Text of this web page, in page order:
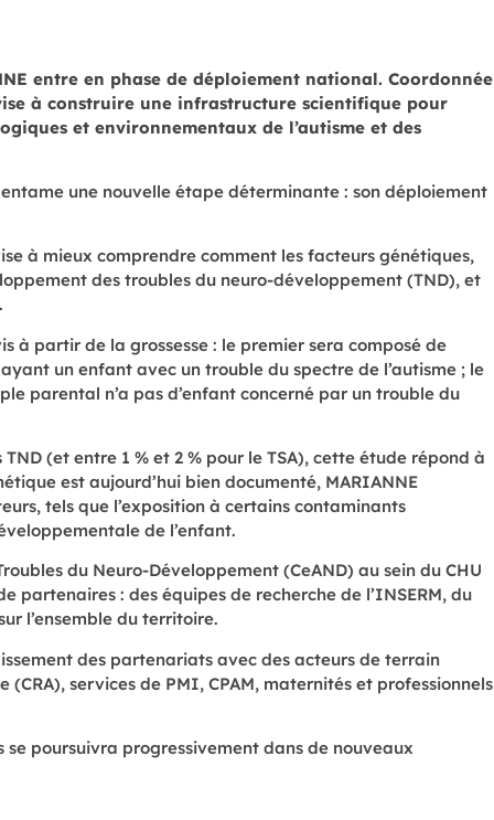
entre en phase de déploiement national. Coordonnée
à construire une infrastructure scientifique pour
et environnementaux de l’autisme et des
une nouvelle étape déterminante : son déploiement
à mieux comprendre comment les facteurs génétiques,
des troubles du neuro-développement (TND), et
à partir de la grossesse : le premier sera composé de
un enfant avec un trouble du spectre de l’autisme ; le
parental n’a pas d’enfant concerné par un trouble du
(et entre 1 % et 2 % pour le TSA), cette étude répond à
est aujourd’hui bien documenté, MARIANNE
tels que l’exposition à certains contaminants
de l’enfant.
du Neuro-Développement (CeAND) au sein du CHU
: des équipes de recherche de l’INSERM, du
l’ensemble du territoire.
des partenariats avec des acteurs de terrain
(CRA), services de PMI, CPAM, maternités et professionnels
poursuivra progressivement dans de nouveaux